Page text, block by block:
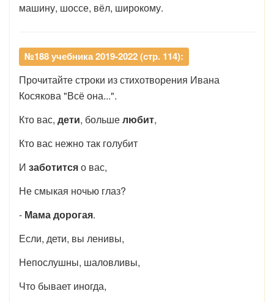
машину, шоссе, вёл, широкому.
№188 учебника 2019-2022 (стр. 114):
Прочитайте строки из стихотворения Ивана
Косякова "Всё она...".
Кто вас, дети, большелюбит,
Кто вас нежно так голубит
И заботитсяо вас,
Не смыкая ночью глаз?
- Мама дорогая.
Если, дети, вы ленивы,
Непослушны, шаловливы,
Что бывает иногда,